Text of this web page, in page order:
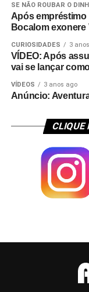
SE NÃO ROUBAR O
Após empréstimo
Bocalom exonere
CURIOSIDADES 3
VÍDEO: Após
vai se lançar
VÍDEOS 3 anos ago
Anúncio:
CLIQUE